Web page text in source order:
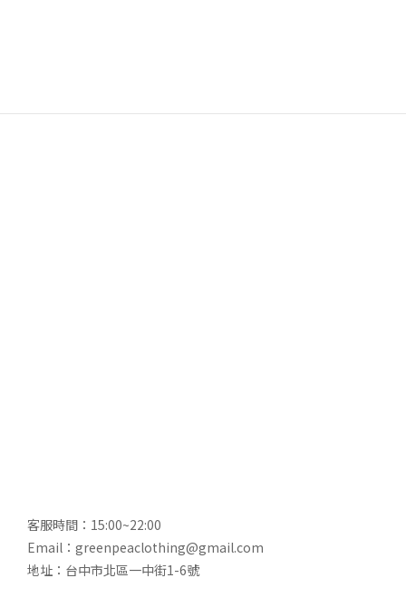
客服時間：15:00~22:00
Email：greenpeaclothing@gmail.com
地址：台中市北區一中街1-6號